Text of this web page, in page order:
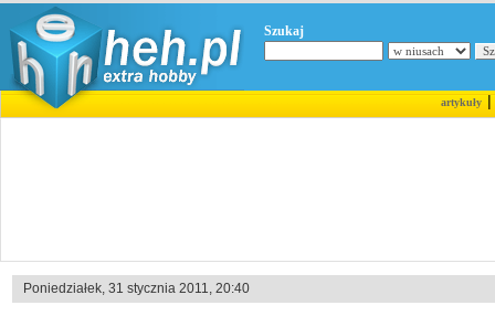
Szukaj
artykuły|
Poniedziałek, 31 stycznia 2011, 20:40